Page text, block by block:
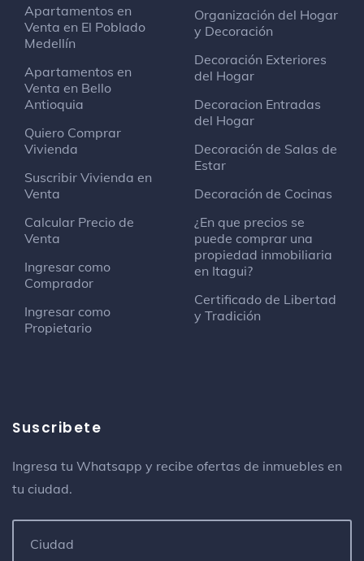
Hamburguesería
Centro de estudiantes
Aires Del Llano Parrilla Llanera
Restaurante
Club nocturno
Suratrac
Taller de reparación de automóviles
Cafetería
Apartamentos en
Venta en El Poblado
Medellín
Apartamentos en
Venta en Bello
Antioquia
Quiero Comprar
Vivienda
Suscribir Vivienda en
Venta
Calcular Precio de
Venta
Ingresar como
Comprador
Ingresar como
Propietario
Organización del Hogar
y Decoración
Decoración Exteriores
del Hogar
Decoracion Entradas
del Hogar
Decoración de Salas de
Estar
Decoración de Cocinas
¿En que precios se
puede comprar una
propiedad inmobiliaria
en Itagui?
Certificado de Libertad
y Tradición
Suscribete
Ingresa tu Whatsapp y recibe ofertas de inmuebles en
tu ciudad.